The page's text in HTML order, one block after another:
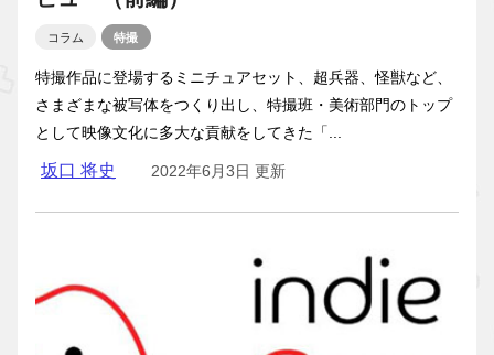
コラム 特撮
特撮作品に登場するミニチュアセット、超兵器、怪獣など、
さまざまな被写体をつくり出し、特撮班・美術部門のトップ
として映像文化に多大な貢献をしてきた「...
坂口 将史 2022年6月3日 更新